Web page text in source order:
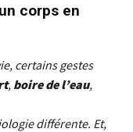
corps en
certains gestes
, boire de l’eau,
différente. Et,